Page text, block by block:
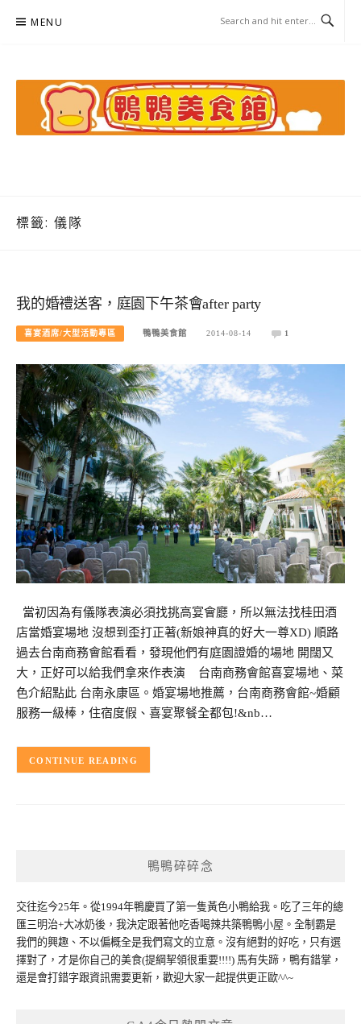
MENU
標籤: 儀隊
我的婚禮送客，庭園下午茶會after party
喜宴酒席/大型活動專區 鴨鴨美食館 2014-08-14 1
當初因為有儀隊表演必須找挑高宴會廳，所以無法找桂田酒
店當婚宴場地 沒想到歪打正著(新娘神真的好大一尊XD) 順路
過去台南商務會館看看，發現他們有庭園證婚的場地 開闊又
大，正好可以給我們拿來作表演 台南商務會館喜宴場地、菜
色介紹點此 台南永康區。婚宴場地推薦，台南商務會館~婚顧
服務一級棒，住宿度假、喜宴聚餐全都包!&nb…
CONTINUE READING
鴨鴨碎碎念
交往迄今25年。從1994年鴨慶買了第一隻黃色小鴨給我。吃了三年的總
匯三明治+大冰奶後，我決定跟著他吃香喝辣共築鴨鴨小屋。全制霸是
我們的興趣、不以偏概全是我們寫文的立意。沒有絕對的好吃，只有選
擇對了，才是你自己的美食(提綱挈領很重要!!!!) 馬有失蹄，鴨有錯掌，
還是會打錯字跟資訊需要更新，歡迎大家一起提供更正歐^^~